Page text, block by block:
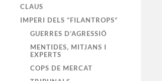
CLAUS
IMPERI DELS “FILANTROPS”
GUERRES D’AGRESSIÓ
MENTIDES, MITJANS I
EXPERTS
COPS DE MERCAT